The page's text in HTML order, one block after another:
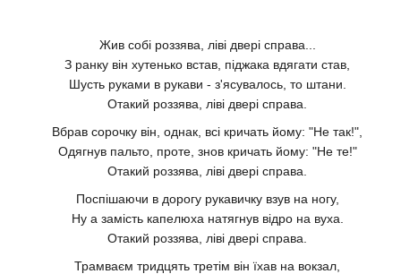
Жив собі роззява, ліві двері справа...
З ранку він хутенько встав, піджака вдягати став,
Шусть руками в рукави - з'ясувалось, то штани.
Отакий роззява, ліві двері справа.
Вбрав сорочку він, однак, всі кричать йому: "Не так!",
Одягнув пальто, проте, знов кричать йому: "Не те!"
Отакий роззява, ліві двері справа.
Поспішаючи в дорогу рукавичку взув на ногу,
Ну а замість капелюха натягнув відро на вуха.
Отакий роззява, ліві двері справа.
Трамваєм тридцять третім він їхав на вокзал,